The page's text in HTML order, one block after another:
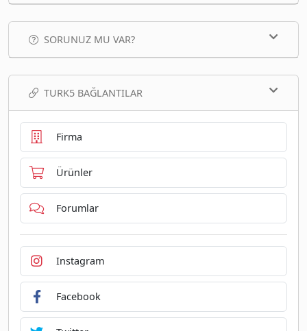
SORUNUZ MU VAR?
TURK5 BAĞLANTILAR
Firma
Ürünler
Forumlar
Instagram
Facebook